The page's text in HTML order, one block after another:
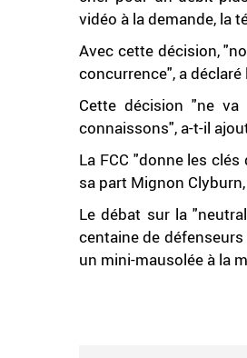
vidéo à la demande, la
Avec cette décision,
concurrence", a
Cette décision "ne
connaissons", a-t-il
La FCC "donne les clés
sa part Mignon
Le débat sur la
centaine de
un mini-mausolée à la